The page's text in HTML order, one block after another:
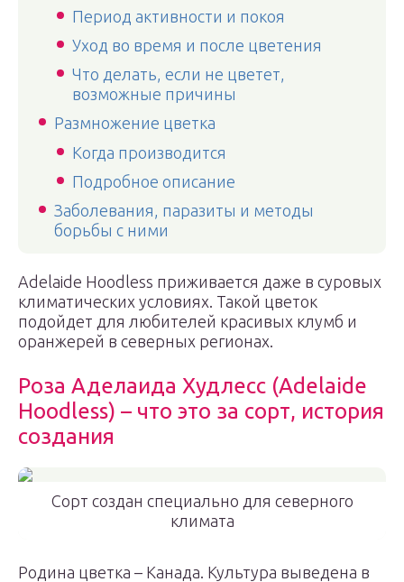
Период активности и покоя
Уход во время и после цветения
Что делать, если не цветет,
возможные причины
Размножение цветка
Когда производится
Подробное описание
Заболевания, паразиты и методы
борьбы с ними
Adelaide Hoodless приживается даже в суровых
климатических условиях. Такой цветок
подойдет для любителей красивых клумб и
оранжерей в северных регионах.
Роза Аделаида Худлесс (Adelaide
Hoodless) – что это за сорт, история
создания
Сорт создан специально для северного
климата
Родина цветка – Канада. Культура выведена в